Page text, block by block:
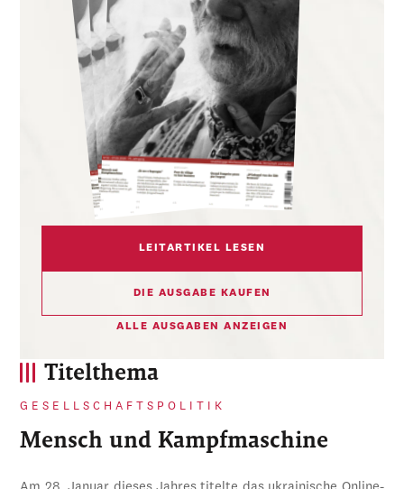
Titelthema
GESELLSCHAFTSPOLITIK
Mensch und Kampfmaschine
LEITARTIKEL LESEN
DIE AUSGABE KAUFEN
ALLE AUSGABEN ANZEIGEN